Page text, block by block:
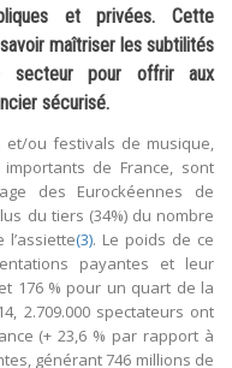
et privées. Cette
maîtriser les subtilités
secteur pour offrir aux
sécurisé.
et/ou festivals de musique,
de France, sont
des Eurockéennes de
du tiers (34%) du nombre
(3). Le poids de ce
payantes et leur
176 % pour un quart de la
2.709.000 spectateurs ont
(+ 23,6 % par rapport à
générant 746 millions de